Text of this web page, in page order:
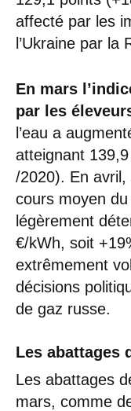
affecté par les
l’Ukraine par la
En mars
par les
l’eau a
atteignant
/2020). En avril,
cours moyen du
légèrement
€/kWh, soit
extrêmement
décisions
de gaz russe.
Les abattages
Les abattages
mars, comme